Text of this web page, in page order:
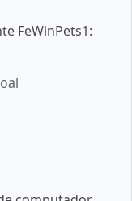
FeWinPets1: